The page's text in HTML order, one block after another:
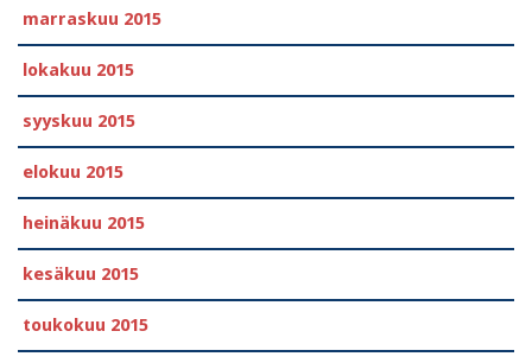
marraskuu 2015
lokakuu 2015
syyskuu 2015
elokuu 2015
heinäkuu 2015
kesäkuu 2015
toukokuu 2015